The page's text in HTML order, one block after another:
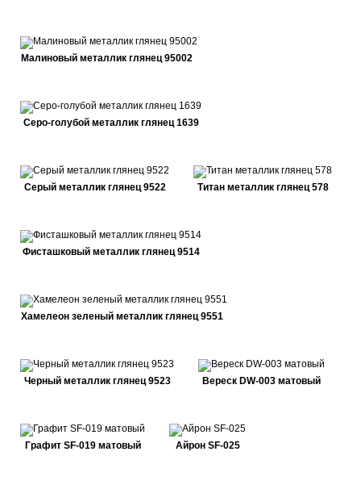
Малиновый металлик глянец 95002
Серо-голубой металлик глянец 1639
Серый металлик глянец 9522 Титан металлик глянец 578
Фисташковый металлик глянец 9514
Хамелеон зеленый металлик глянец 9551
Черный металлик глянец 9523 Вереск DW-003 матовый
Графит SF-019 матовый Айрон SF-025